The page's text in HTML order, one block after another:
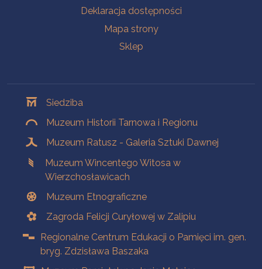
Deklaracja dostępności
Mapa strony
Sklep
Siedziba
Muzeum Historii Tarnowa i Regionu
Muzeum Ratusz - Galeria Sztuki Dawnej
Muzeum Wincentego Witosa w
Wierzchosławicach
Muzeum Etnograficzne
Zagroda Felicji Curyłowej w Zalipiu
Regionalne Centrum Edukacji o Pamięci im. gen.
bryg. Zdzisława Baszaka